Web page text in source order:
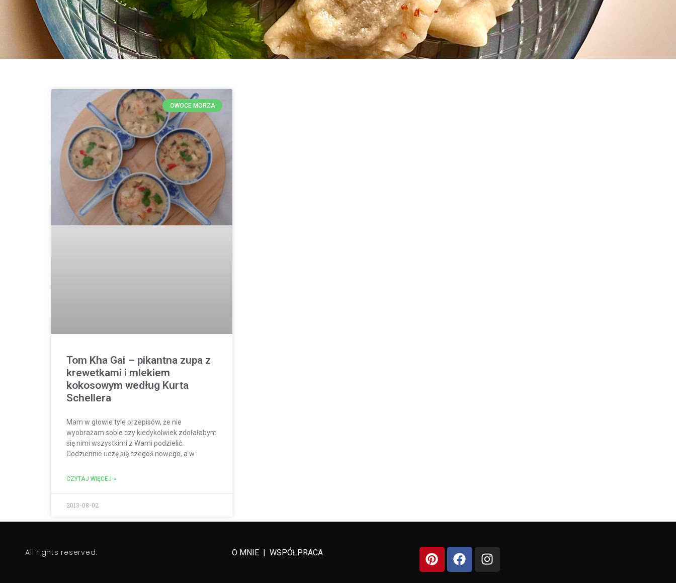
OWOCE MORZA
Tom Kha Gai – pikantna zupa z
krewetkami i mlekiem
kokosowym według Kurta
Schellera
Mam w głowie tyle przepisów, że nie
wyobrażam sobie czy kiedykolwiek zdołałabym
się nimi wszystkimi z Wami podzielić.
Codziennie uczę się czegoś nowego, a w
CZYTAJ WIĘCEJ »
2013-08-02
All rights reserved. O MNIE | WSPÓŁPRACA